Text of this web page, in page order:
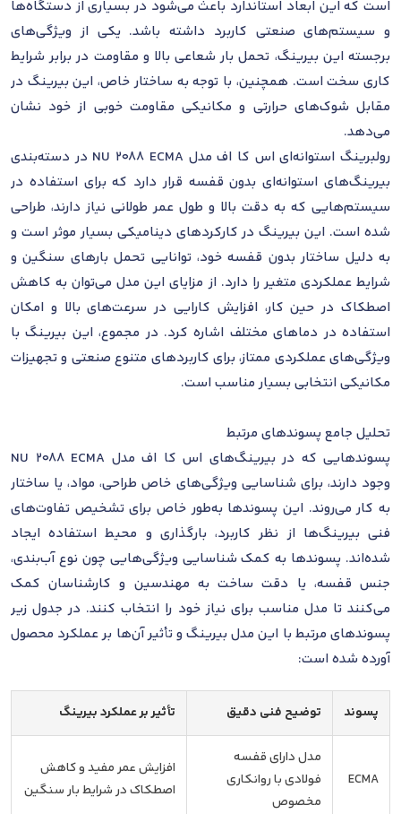
است که این ابعاد استاندارد باعث می‌شود در بسیاری از دستگاه‌ها
و سیستم‌های صنعتی کاربرد داشته باشد. یکی از ویژگی‌های
برجسته این بیرینگ، تحمل بار شعاعی بالا و مقاومت در برابر شرایط
کاری سخت است. همچنین، با توجه به ساختار خاص، این بیرینگ در
مقابل شوک‌های حرارتی و مکانیکی مقاومت خوبی از خود نشان
می‌دهد.
رولبرینگ استوانه‌ای اس کا اف مدل NU 2088 ECMA در دسته‌بندی
بیرینگ‌های استوانه‌ای بدون قفسه قرار دارد که برای استفاده در
سیستم‌هایی که به دقت بالا و طول عمر طولانی نیاز دارند، طراحی
شده است. این بیرینگ در کارکردهای دینامیکی بسیار موثر است و
به دلیل ساختار بدون قفسه خود، توانایی تحمل بارهای سنگین و
شرایط عملکردی متغیر را دارد. از مزایای این مدل می‌توان به کاهش
اصطکاک در حین کار، افزایش کارایی در سرعت‌های بالا و امکان
استفاده در دماهای مختلف اشاره کرد. در مجموع، این بیرینگ با
ویژگی‌های عملکردی ممتاز، برای کاربردهای متنوع صنعتی و تجهیزات
مکانیکی انتخابی بسیار مناسب است.
تحلیل جامع پسوندهای مرتبط
پسوندهایی که در بیرینگ‌های اس کا اف مدل NU 2088 ECMA
وجود دارند، برای شناسایی ویژگی‌های خاص طراحی، مواد، یا ساختار
به کار می‌روند. این پسوندها به‌طور خاص برای تشخیص تفاوت‌های
فنی بیرینگ‌ها از نظر کاربرد، بارگذاری و محیط استفاده ایجاد
شده‌اند. پسوندها به کمک شناسایی ویژگی‌هایی چون نوع آب‌بندی،
جنس قفسه، یا دقت ساخت به مهندسین و کارشناسان کمک
می‌کنند تا مدل مناسب برای نیاز خود را انتخاب کنند. در جدول زیر
پسوندهای مرتبط با این مدل بیرینگ و تأثیر آن‌ها بر عملکرد محصول
آورده شده است:
پسوند توضیح فنی دقیق تأثیر بر عملکرد بیرینگ
ECMA
مدل دارای قفسه
فولادی با روانکاری
مخصوص
افزایش عمر مفید و کاهش
اصطکاک در شرایط بار سنگین